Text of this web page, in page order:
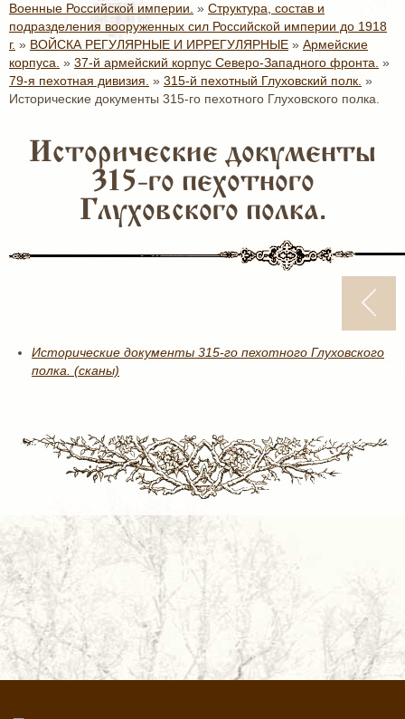
Военные Российской империи. » Структура, состав и
подразделения вооруженных сил Российской империи до 1918
г. » ВОЙСКА РЕГУЛЯРНЫЕ И ИРРЕГУЛЯРНЫЕ » Армейские
корпуса. » 37-й армейский корпус Северо-Западного фронта. »
79-я пехотная дивизия. » 315-й пехотный Глуховский полк. »
Исторические документы 315-го пехотного Глуховского полка.
Исторические документы
315-го пехотного
Глуховского полка.
Исторические документы 315-го пехотного Глуховского
полка. (сканы)